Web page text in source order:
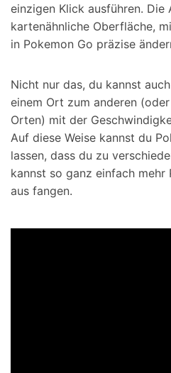
einzigen Klick ausführen.
kartenähnliche Oberfläche,
in Pokemon Go präzise
Nicht nur das, du kannst
einem Ort zum anderen
Orten) mit der
Auf diese Weise kannst du
lassen, dass du zu
kannst so ganz einfach mehr
aus fangen.